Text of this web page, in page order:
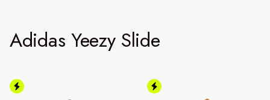
Adidas Yeezy Slide